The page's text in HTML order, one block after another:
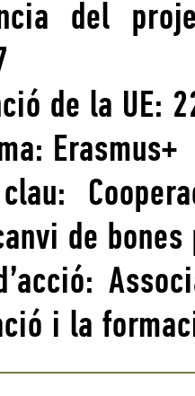
del
de la UE:
Erasmus+
de bones
i la